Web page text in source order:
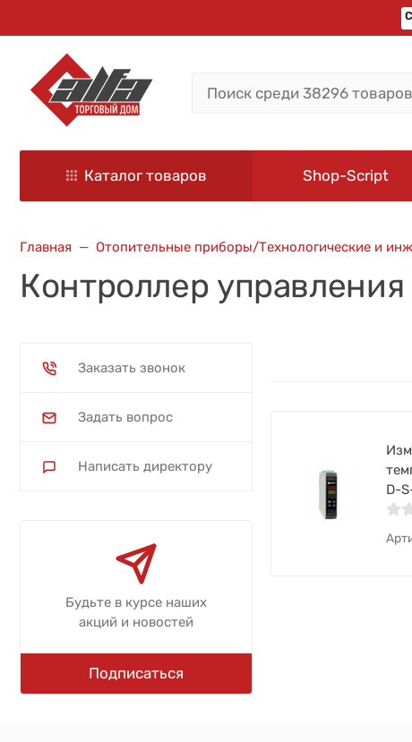
Каталог товаров Shop-Script
Главная Отопительные приборы/Технологические и
Контроллер
Заказать звонок
Задать вопрос
Написать директору
Будьте в курсе наших
акций и новостей
Подписаться
D-